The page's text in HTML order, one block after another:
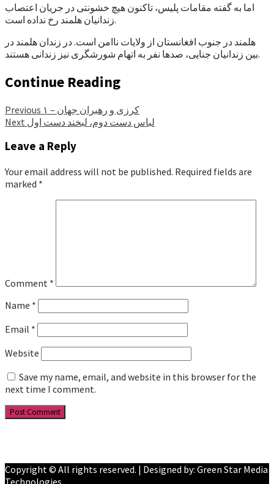
اما به گفته مقامات پلیس، تاکنون هیچ خشونتی در جریان اعتصاب
زندانیان هلمند رخ نداده است.
هلمند در جنوب افغانستان از ولایات ناامن است. در زندان هلمند در
بین زندانیان جنایی، صدها نفر به اتهام شورشگری نیز زندانی هستند.
Continue Reading
Previous
کرزی و رهبران جهان – ۱
Next لباس دست دوم، لبخند دست اول
Leave a Reply
Your email address will not be published. Required fields are
marked *
Comment *
Name *
Email *
Website
Save my name, email, and website in this browser for the
next time I comment.
Copyright © All rights reserved. | Designed by: Green Star Media